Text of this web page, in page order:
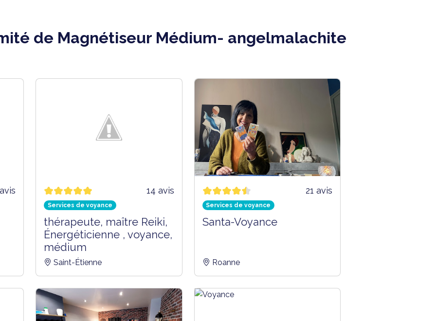
de Magnétiseur Médium- angelmalachite
14 avis
Services de voyance
thérapeute, maître Reiki,
Énergéticienne , voyance,
médium
Saint-Étienne
21 avis
Services de voyance
Santa-Voyance
Roanne